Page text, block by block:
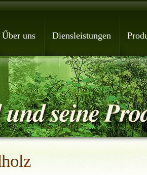
Űber uns Diensleistungen